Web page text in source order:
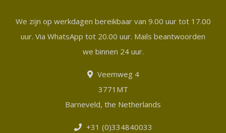
We zijn op werkdagen bereikbaar van 9.00 uur tot 17.00
uur. Via WhatsApp tot 20.00 uur. Mails beantwoorden
we binnen 24 uur.
Veemweg 4
3771MT
Barneveld, the Netherlands
+31 (0)334840033